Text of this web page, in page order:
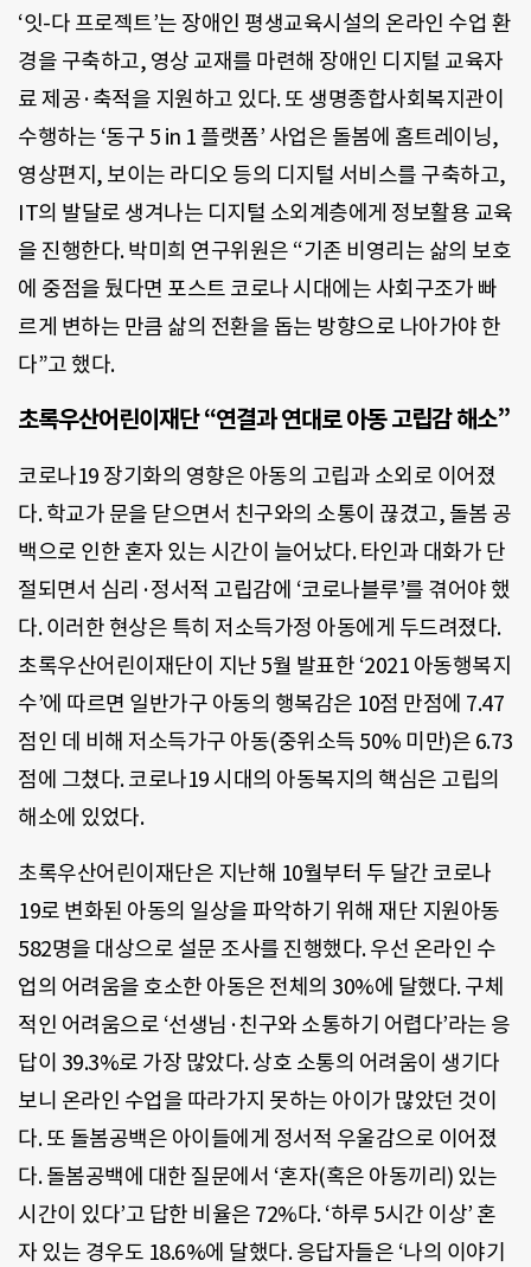
‘잇-다 프로젝트’는 장애인 평생교육시설의 온라인 수업 환
경을 구축하고, 영상 교재를 마련해 장애인 디지털 교육자
료 제공·축적을 지원하고 있다. 또 생명종합사회복지관이
수행하는 ‘동구 5 in 1 플랫폼’ 사업은 돌봄에 홈트레이닝,
영상편지, 보이는 라디오 등의 디지털 서비스를 구축하고,
IT의 발달로 생겨나는 디지털 소외계층에게 정보활용 교육
을 진행한다. 박미희 연구위원은 “기존 비영리는 삶의 보호
에 중점을 뒀다면 포스트 코로나 시대에는 사회구조가 빠
르게 변하는 만큼 삶의 전환을 돕는 방향으로 나아가야 한
다”고 했다.
초록우산어린이재단“연결과 연대로 아동 고립감 해소”
코로나19 장기화의 영향은 아동의 고립과 소외로 이어졌
다. 학교가 문을 닫으면서 친구와의 소통이 끊겼고, 돌봄 공
백으로 인한 혼자 있는 시간이 늘어났다. 타인과 대화가 단
절되면서 심리·정서적 고립감에 ‘코로나블루’를 겪어야 했
다. 이러한 현상은 특히 저소득가정 아동에게 두드려졌다.
초록우산어린이재단이 지난 5월 발표한 ‘2021 아동행복지
수’에 따르면 일반가구 아동의 행복감은 10점 만점에 7.47
점인 데 비해 저소득가구 아동(중위소득 50% 미만)은 6.73
점에 그쳤다. 코로나19 시대의 아동복지의 핵심은 고립의
해소에 있었다.
초록우산어린이재단은 지난해 10월부터 두 달간 코로나
19로 변화된 아동의 일상을 파악하기 위해 재단 지원아동
582명을 대상으로 설문 조사를 진행했다. 우선 온라인 수
업의 어려움을 호소한 아동은 전체의 30%에 달했다. 구체
적인 어려움으로 ‘선생님·친구와 소통하기 어렵다’라는 응
답이 39.3%로 가장 많았다. 상호 소통의 어려움이 생기다
보니 온라인 수업을 따라가지 못하는 아이가 많았던 것이
다. 또 돌봄공백은 아이들에게 정서적 우울감으로 이어졌
다. 돌봄공백에 대한 질문에서 ‘혼자(혹은 아동끼리) 있는
시간이 있다’고 답한 비율은 72%다. ‘하루 5시간 이상’ 혼
자 있는 경우도 18.6%에 달했다. 응답자들은 ‘나의 이야기